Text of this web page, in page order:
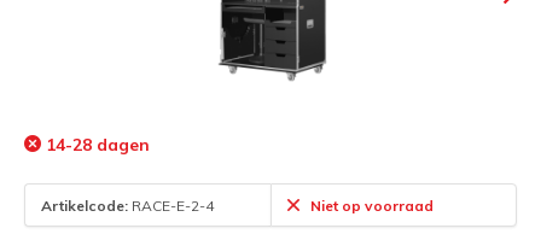
14-28 dagen
Artikelcode: RACE-E-2-4 Niet op voorraad